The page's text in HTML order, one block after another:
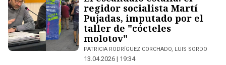
regidor socialista Martí
Pujadas, imputado por el
taller de "cócteles
molotov"
PATRICIA RODRÍGUEZ CORCHADO, LUIS SORDO
13.04.2026 | 19:34